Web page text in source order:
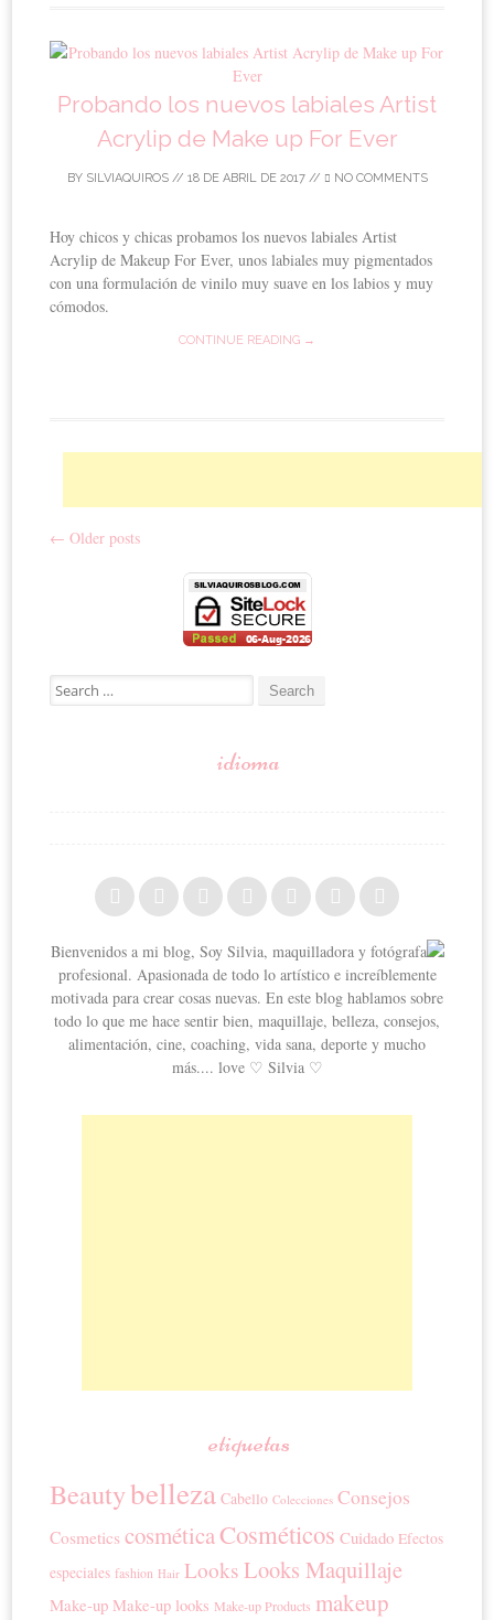
Probando los nuevos labiales Artist
Acrylip de Make up For Ever
BY SILVIAQUIROS// 18 DE ABRIL DE 2017// NO COMMENTS
Hoy chicos y chicas probamos los nuevos labiales Artist
Acrylip de Makeup For Ever, unos labiales muy pigmentados
con una formulación de vinilo muy suave en los labios y muy
cómodos.
CONTINUE READING →
Post navigation
← Older posts
Search for:
idioma
Bienvenidos a mi blog, Soy Silvia, maquilladora y fotógrafa
profesional. Apasionada de todo lo artístico e increíblemente
motivada para crear cosas nuevas. En este blog hablamos sobre
todo lo que me hace sentir bien, maquillaje, belleza, consejos,
alimentación, cine, coaching, vida sana, deporte y mucho
más.... love ♡ Silvia ♡
etiquetas
Beautybelleza Cabello Colecciones Consejos
Cosmetics cosméticaCosméticos Cuidado Efectos
especiales fashion Hair Looks Looks Maquillaje
Make-up Make-up looks Make-up Products makeup